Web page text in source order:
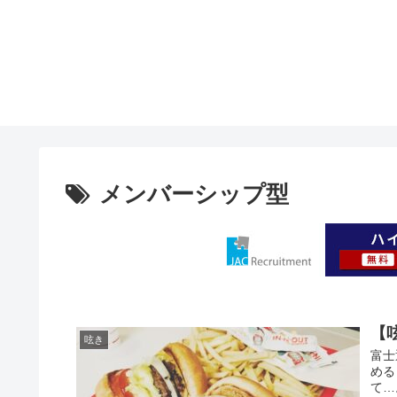
メンバーシップ型
呟き
富
め
て…